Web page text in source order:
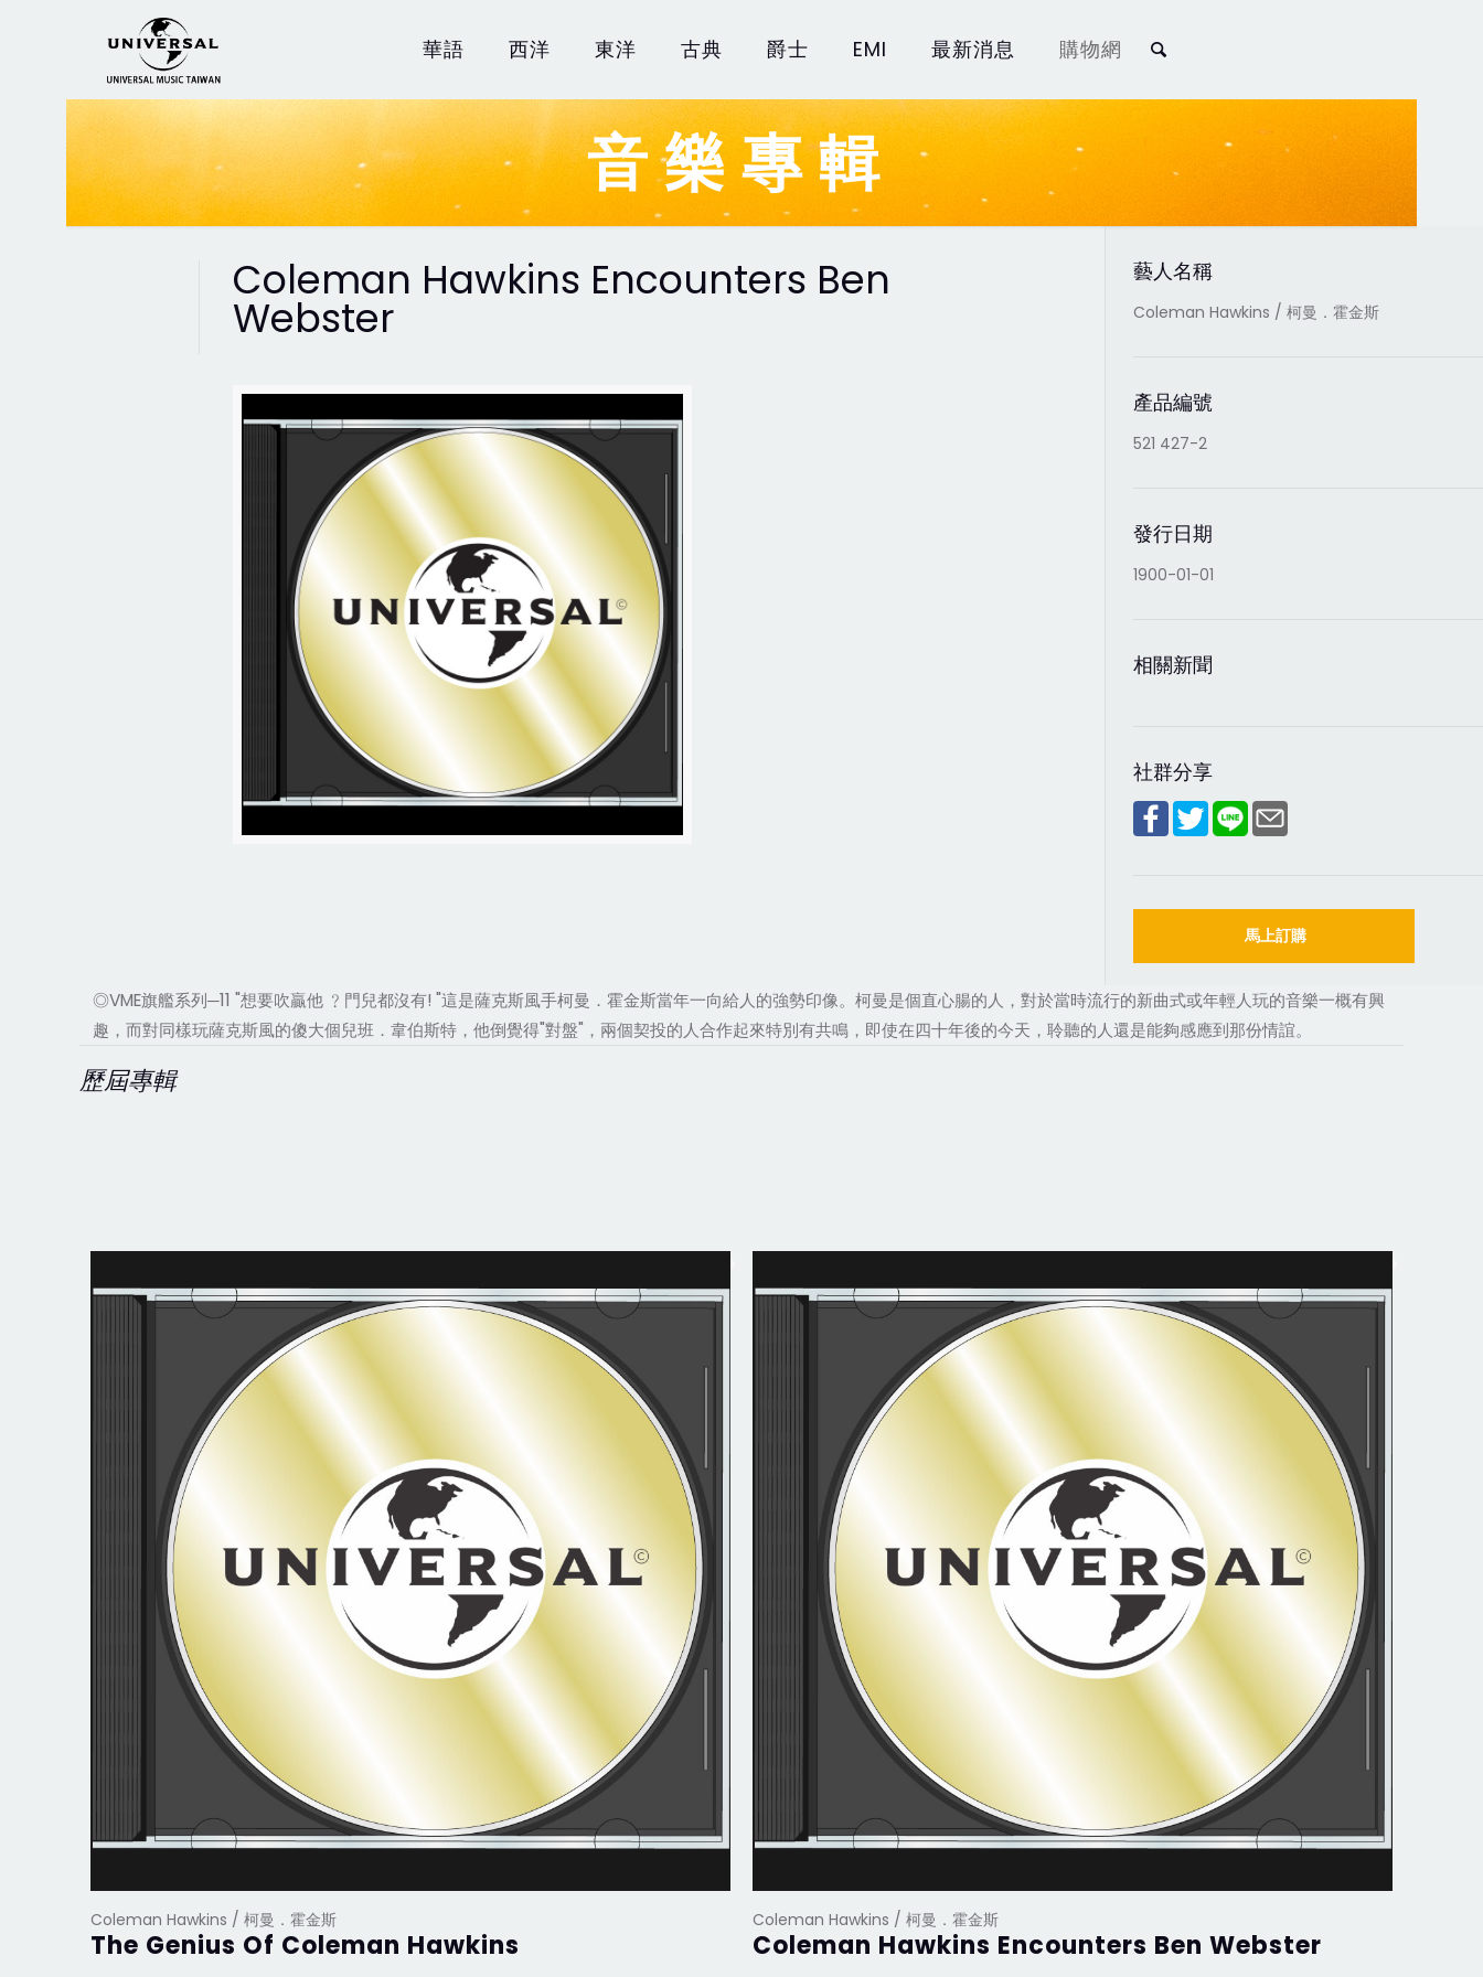
華語 西洋 東洋 古典 爵士 EMI 最新消息 購物網
音樂專輯
Coleman Hawkins Encounters Ben
Webster
藝人名稱
Coleman Hawkins / 柯曼．霍金斯
產品編號
521 427-2
發行日期
1900-01-01
相關新聞
社群分享
馬上訂購
◎VME旗艦系列─11 "想要吹贏他 ﹖門兒都沒有! "這是薩克斯風手柯曼．霍金斯當年一向給人的強勢印像。柯曼是個直心腸的人，對於當時流行的新曲式或年輕人玩的音樂一概有興
趣，而對同樣玩薩克斯風的傻大個兒班．韋伯斯特，他倒覺得"對盤"，兩個契投的人合作起來特別有共鳴，即使在四十年後的今天，聆聽的人還是能夠感應到那份情誼。
歷屆專輯
Coleman Hawkins / 柯曼．霍金斯
The Genius Of Coleman Hawkins
Coleman Hawkins / 柯曼．霍金斯
Coleman Hawkins Encounters Ben Webster